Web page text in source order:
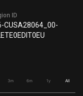
ID
CUSA28064_00-
3m 6m 1y All